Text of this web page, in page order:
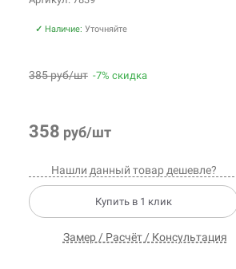
✓ Наличие: Уточняйте
385 руб/шт -7% скидка
358 руб/шт
Нашли данный товар дешевле?
Купить в 1 клик
Замер / Расчёт / Консультация